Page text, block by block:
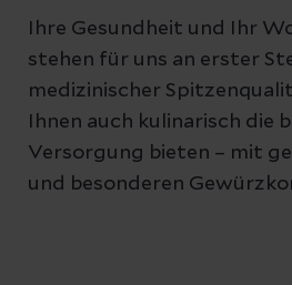
Ihre Gesundheit und Ihr
stehen für uns an erster
medizinischer
Ihnen auch kulinarisch die
Versorgung bieten – mit
und besonderen